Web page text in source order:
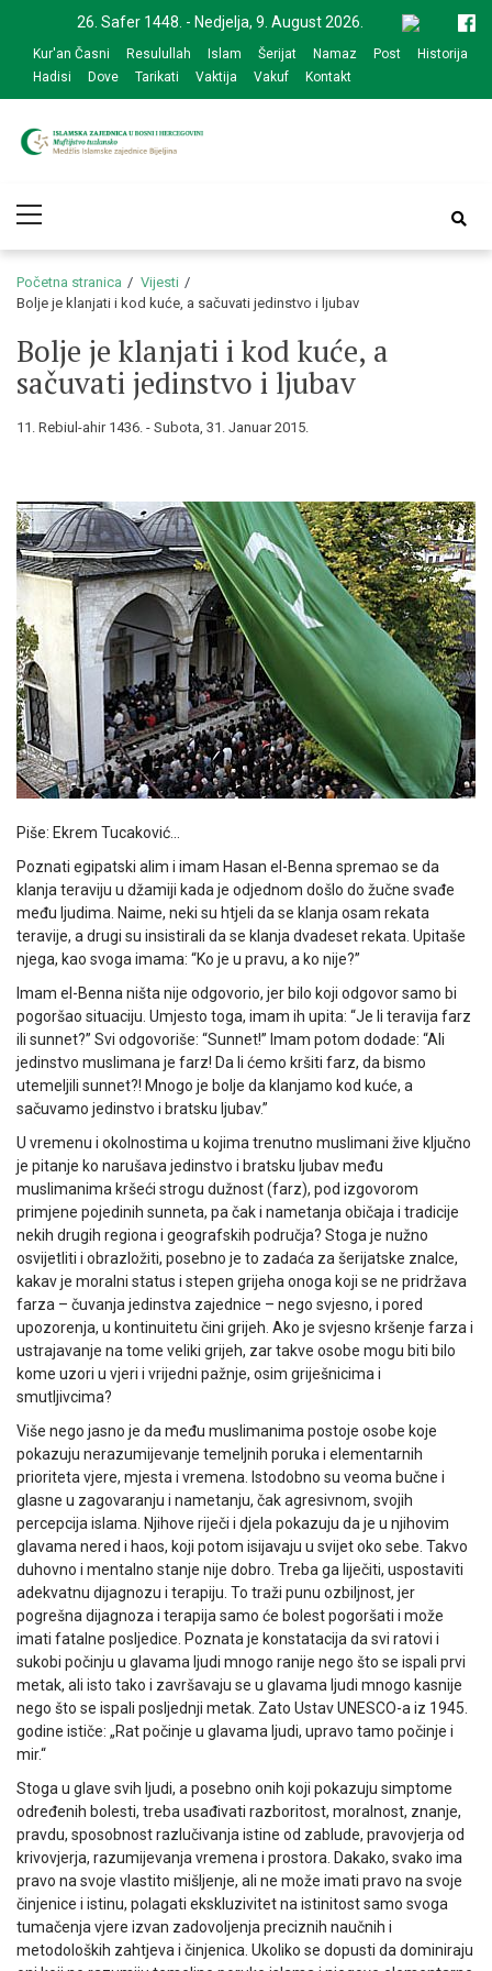
navigation
content
26. Safer 1448. - Nedjelja, 9. August 2026.
Kur'an Časni Resulullah Islam Šerijat Namaz Post
Historija
Hadisi
Dove Tarikati Vaktija Vakuf Kontakt
zajednice Bijeljina
Menu
Početna stranica
Vijesti
Bolje je klanjati i kod kuće, a sačuvati jedinstvo i ljubav
Bolje je klanjati i kod kuće, a
sačuvati jedinstvo i ljubav
11. Rebiul-ahir 1436. - Subota, 31. Januar 2015.
Piše: Ekrem Tucaković…
Poznati egipatski alim i imam Hasan el-Benna spremao se da
klanja teraviju u džamiji kada je odjednom došlo do žučne svađe
među ljudima. Naime, neki su htjeli da se klanja osam rekata
teravije, a drugi su insistirali da se klanja dvadeset rekata. Upitaše
njega, kao svoga imama: “Ko je u pravu, a ko nije?”
Imam el-Benna ništa nije odgovorio, jer bilo koji odgovor samo bi
pogoršao situaciju. Umjesto toga, imam ih upita: “Je li teravija farz
ili sunnet?” Svi odgovoriše: “Sunnet!” Imam potom dodade: “Ali
jedinstvo muslimana je farz! Da li ćemo kršiti farz, da bismo
utemeljili sunnet?! Mnogo je bolje da klanjamo kod kuće, a
sačuvamo jedinstvo i bratsku ljubav.”
U vremenu i okolnostima u kojima trenutno muslimani žive ključno
je pitanje ko narušava jedinstvo i bratsku ljubav među
muslimanima kršeći strogu dužnost (farz), pod izgovorom
primjene pojedinih sunneta, pa čak i nametanja običaja i tradicije
nekih drugih regiona i geografskih područja? Stoga je nužno
osvijetliti i obrazložiti, posebno je to zadaća za šerijatske znalce,
kakav je moralni status i stepen grijeha onoga koji se ne pridržava
farza – čuvanja jedinstva zajednice – nego svjesno, i pored
upozorenja, u kontinuitetu čini grijeh. Ako je svjesno kršenje farza i
ustrajavanje na tome veliki grijeh, zar takve osobe mogu biti bilo
kome uzori u vjeri i vrijedni pažnje, osim griješnicima i
smutljivcima?
Više nego jasno je da među muslimanima postoje osobe koje
pokazuju nerazumijevanje temeljnih poruka i elementarnih
prioriteta vjere, mjesta i vremena. Istodobno su veoma bučne i
glasne u zagovaranju i nametanju, čak agresivnom, svojih
percepcija islama. Njihove riječi i djela pokazuju da je u njihovim
glavama nered i haos, koji potom isijavaju u svijet oko sebe. Takvo
duhovno i mentalno stanje nije dobro. Treba ga liječiti, uspostaviti
adekvatnu dijagnozu i terapiju. To traži punu ozbiljnost, jer
pogrešna dijagnoza i terapija samo će bolest pogoršati i može
imati fatalne posljedice. Poznata je konstatacija da svi ratovi i
sukobi počinju u glavama ljudi mnogo ranije nego što se ispali prvi
metak, ali isto tako i završavaju se u glavama ljudi mnogo kasnije
nego što se ispali posljednji metak. Zato Ustav UNESCO-a iz 1945.
godine ističe: „Rat počinje u glavama ljudi, upravo tamo počinje i
mir.“
Stoga u glave svih ljudi, a posebno onih koji pokazuju simptome
određenih bolesti, treba usađivati razboritost, moralnost, znanje,
pravdu, sposobnost razlučivanja istine od zablude, pravovjerja od
krivovjerja, razumijevanja vremena i prostora. Dakako, svako ima
pravo na svoje vlastito mišljenje, ali ne može imati pravo na svoje
činjenice i istinu, polagati ekskluzivitet na istinitost samo svoga
tumačenja vjere izvan zadovoljenja preciznih naučnih i
metodoloških zahtjeva i činjenica. Ukoliko se dopusti da dominiraju